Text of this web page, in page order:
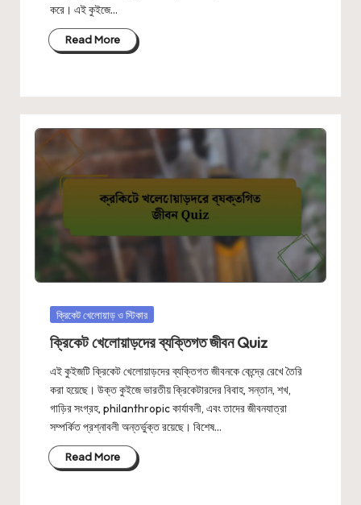
করে। এই কুইজে…
Read More
Posted
ক্রিকেট খেলোয়াড় ও স্টিকার
ক্রিকেট খেলোয়াড়দের ব্যক্তিগত জীবন Quiz
এই কুইজটি ক্রিকেট খেলোয়াড়দের ব্যক্তিগত জীবনকে কেন্দ্রে রেখে তৈরি
করা হয়েছে। উক্ত কুইজে ভারতীয় ক্রিকেটারদের বিবাহ, সন্তান, শখ,
গাড়ির সংগ্রহ, philanthropic কার্যাবলী, এবং তাদের জীবনযাত্রা
সম্পর্কিত প্রশ্নাবলী অন্তর্ভুক্ত রয়েছে। বিশেষ…
Read More